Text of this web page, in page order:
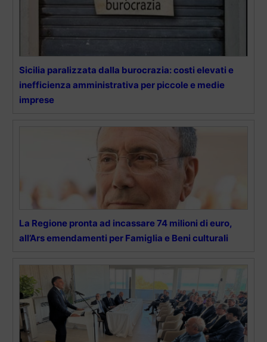
Sicilia paralizzata dalla burocrazia: costi elevati e
inefficienza amministrativa per piccole e medie
imprese
La Regione pronta ad incassare 74 milioni di euro,
all’Ars emendamenti per Famiglia e Beni culturali